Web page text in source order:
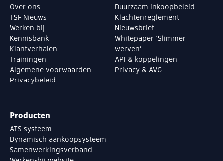
Over ons
TSF Nieuws
Werken bij
Kennisbank
Klantverhalen
Trainingen
Algemene voorwaarden
Privacybeleid
Duurzaam inkoopbeleid
Klachtenreglement
Nieuwsbrief
Whitepaper ‘Slimmer
werven’
API & koppelingen
Privacy & AVG
Producten
ATS systeem
Dynamisch aankoopsysteem
Samenwerkingsverband